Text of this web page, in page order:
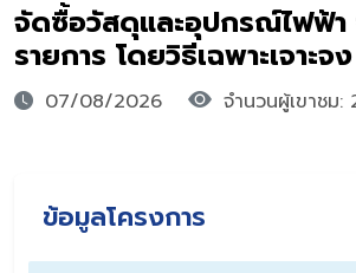
จัดซื้อวัสดุและอุปกรณ์ไฟฟ้า
รายการ โดยวิธีเฉพาะเจาะจง
07/08/2026 จำนวนผู้เขาชม:
ข้อมูลโครงการ